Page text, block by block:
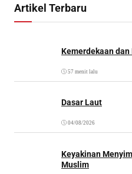
Artikel Terbaru
Kemerdekaan
57 menit lalu
Dasar Laut
04/08/2026
Keyakinan
Muslim